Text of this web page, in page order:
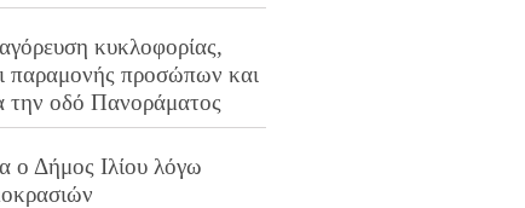
κυκλοφορίας,
παραμονής προσώπων και
την οδό Πανοράματος
ο Δήμος Ιλίου λόγω